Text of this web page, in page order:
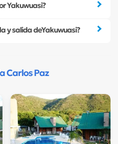
Yakuwuasi?
y salida deYakuwuasi?
Carlos Paz